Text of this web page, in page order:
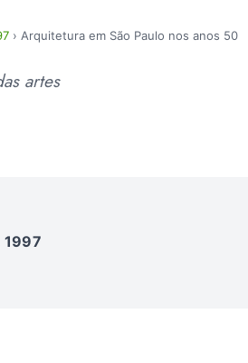
› Arquitetura em São Paulo nos anos 50
artes
1997